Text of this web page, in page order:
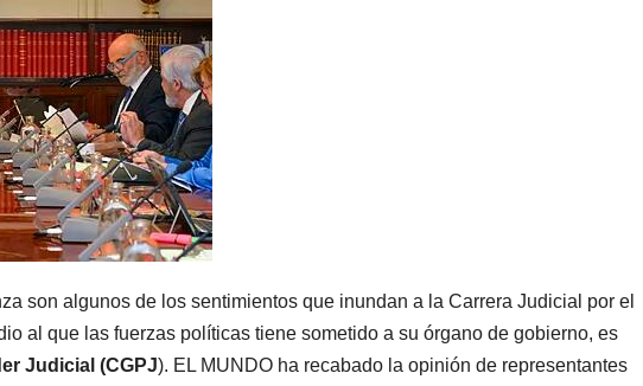
son algunos de los sentimientos que inundan a la Carrera Judicial por el
al que las fuerzas políticas tiene sometido a su órgano de gobierno, es
Judicial (CGPJ). EL MUNDO ha recabado la opinión de representantes